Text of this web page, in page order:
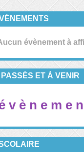
évènement à
ET À VENIR
v è n e m e